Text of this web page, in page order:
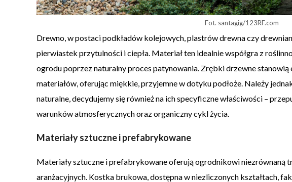
Fot. santagig/123RF.com
Drewno, w postaci podkładów kolejowych, plastrów drewna czy
pierwiastek przytulności i ciepła. Materiał ten idealnie współgra z
ogrodu poprzez naturalny proces patynowania. Zrębki drzewne
materiałów, oferując miękkie, przyjemne w dotyku podłoże. Należy
naturalne, decydujemy się również na ich specyficzne właściwości –
warunków atmosferycznych oraz organiczny cykl życia.
Materiały sztuczne i prefabrykowane
Materiały sztuczne i prefabrykowane oferują ogrodnikowi niezrównaną
aranżacyjnych. Kostka brukowa, dostępna w niezliczonych kształtach,